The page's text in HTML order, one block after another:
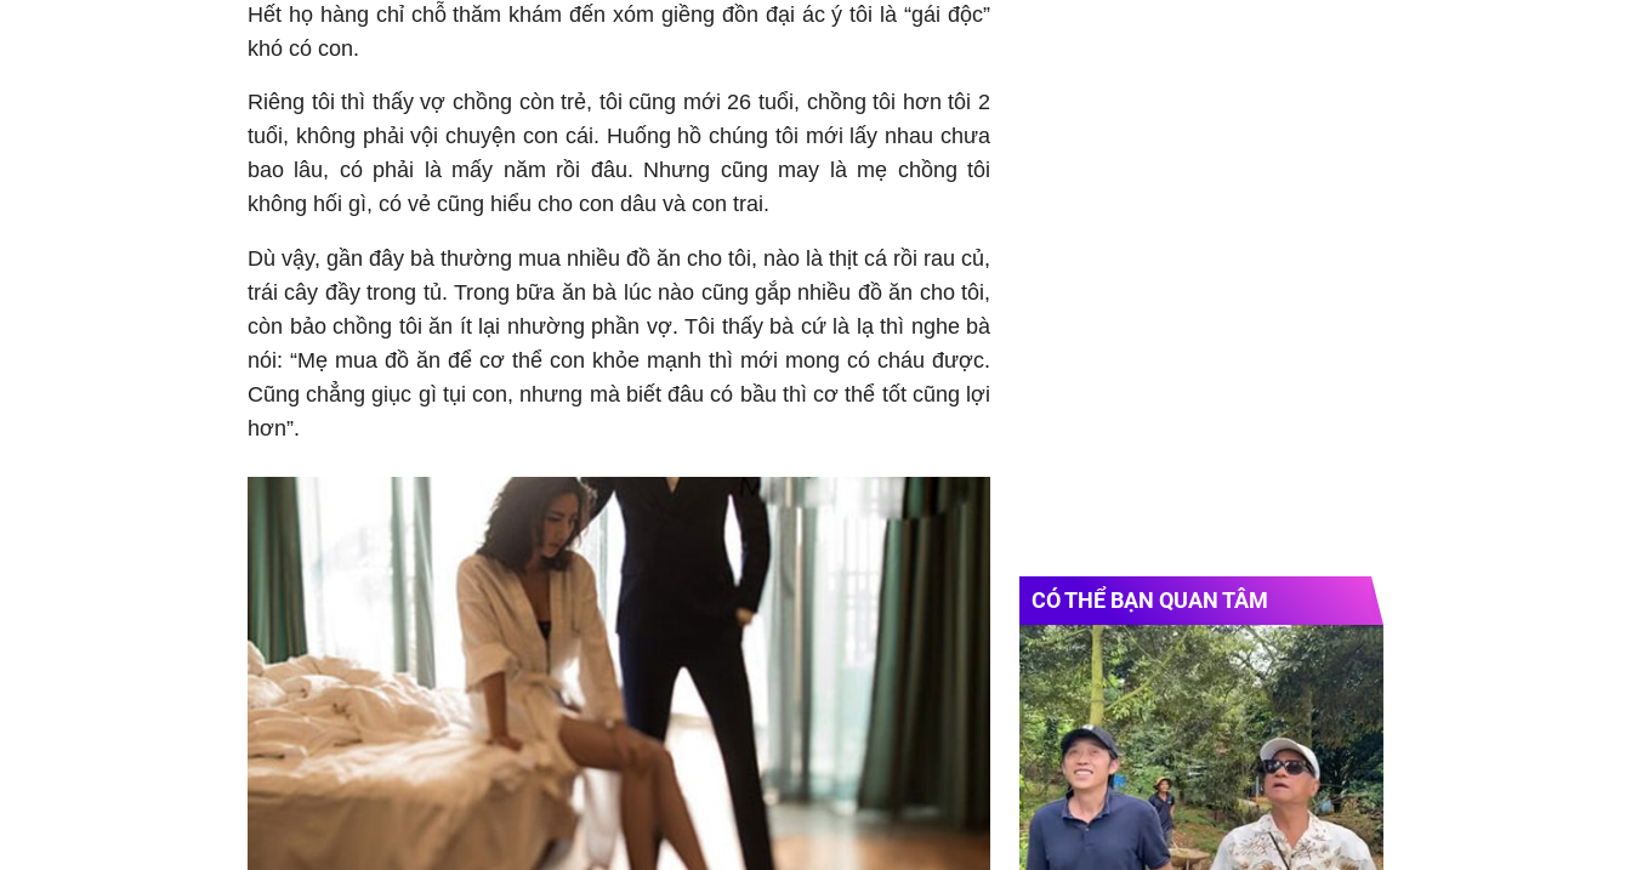
Hết họ hàng chỉ chỗ thăm khám đến xóm giềng đồn đại ác ý tôi là “gái độc”
khó có con.
Riêng tôi thì thấy vợ chồng còn trẻ, tôi cũng mới 26 tuổi, chồng tôi hơn tôi 2
tuổi, không phải vội chuyện con cái. Huống hồ chúng tôi mới lấy nhau chưa
bao lâu, có phải là mấy năm rồi đâu. Nhưng cũng may là mẹ chồng tôi
không hối gì, có vẻ cũng hiểu cho con dâu và con trai.
Dù vậy, gần đây bà thường mua nhiều đồ ăn cho tôi, nào là thịt cá rồi rau củ,
trái cây đầy trong tủ. Trong bữa ăn bà lúc nào cũng gắp nhiều đồ ăn cho tôi,
còn bảo chồng tôi ăn ít lại nhường phần vợ. Tôi thấy bà cứ là lạ thì nghe bà
nói: “Mẹ mua đồ ăn để cơ thể con khỏe mạnh thì mới mong có cháu được.
Cũng chẳng giục gì tụi con, nhưng mà biết đâu có bầu thì cơ thể tốt cũng lợi
hơn”.
CÓ THỂ BẠN QUAN TÂM